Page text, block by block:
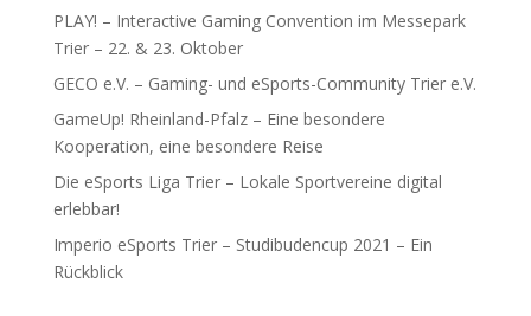
PLAY! – Interactive Gaming Convention im Messepark
Trier – 22. & 23. Oktober
GECO e.V. – Gaming- und eSports-Community Trier e.V.
GameUp! Rheinland-Pfalz – Eine besondere
Kooperation, eine besondere Reise
Die eSports Liga Trier – Lokale Sportvereine digital
erlebbar!
Imperio eSports Trier – Studibudencup 2021 – Ein
Rückblick